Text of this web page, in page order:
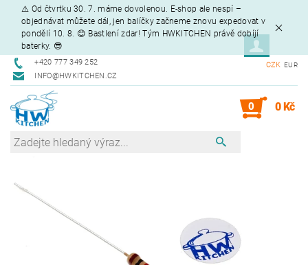
⚠️ Od čtvrtku 30. 7. máme dovolenou. E-shop ale nespí –
objednávat můžete dál, jen balíčky začneme znovu expedovat v
pondělí 10. 8. 😊 Bastlení zdar! Tým HWKITCHEN právě dobíjí
baterky. 😎
+420 777 349 252
INFO@HWKITCHEN.CZ
CZK EUR
0 0 Kč